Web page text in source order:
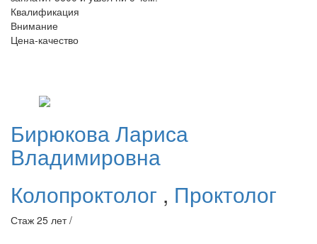
Квалификация
Внимание
Цена-качество
БирюковаЛариса
Владимировна
Колопроктолог , Проктолог
Стаж 25 лет /